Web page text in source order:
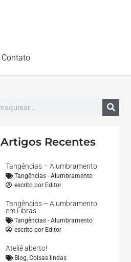
Contato
Artigos Recentes
Tangências – Alumbramento
Tangências - Alumbramento
escrito porEditor
Tangências – Alumbramento
em Libras
Tangências - Alumbramento
escrito porEditor
Ateliê aberto!
Blog, Coisas lindas